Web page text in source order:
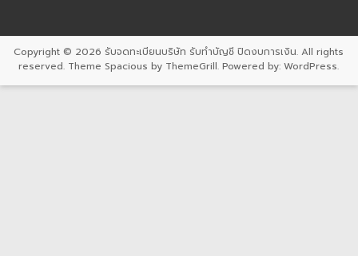
Copyright © 2026 รับจดทะเบียนบริษัท รับทำบัญชี ปิดงบการเงิน. All rights
reserved. ThemeSpacious by ThemeGrill. Powered by:WordPress.